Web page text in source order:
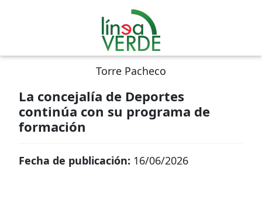
Torre Pacheco
La concejalía de Deportes
continúa con su programa de
formación
Fecha de publicación: 16/06/2026